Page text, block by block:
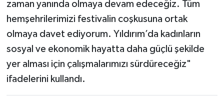
zaman yanında olmaya devam edeceğiz. Tüm
hemşehrilerimizi festivalin coşkusuna ortak
olmaya davet ediyorum. Yıldırım’da kadınların
sosyal ve ekonomik hayatta daha güçlü şekilde
yer alması için çalışmalarımızı sürdüreceğiz"
ifadelerini kullandı.